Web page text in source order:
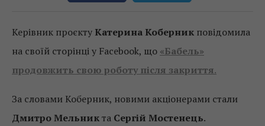
Керівник проєкту Катерина Коберник повідомила
на своїй сторінці у Facebook, що «Бабель»
продовжить свою роботу після закриття.
За словами Коберник, новими акціонерами стали
Дмитро Мельникта Сергій Мостенець.